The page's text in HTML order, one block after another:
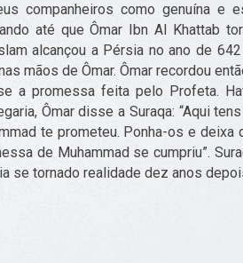
companheiros como genuína e
até que Ômar Ibn Al Khattab
alcançou a Pérsia no ano de
mãos de Ômar. Ômar recordou
a promessa feita pelo Profeta.
Ômar disse a Suraqa: “Aqui
te prometeu. Ponha-os e deixa
de Muhammad se cumpriu”.
se tornado realidade dez anos